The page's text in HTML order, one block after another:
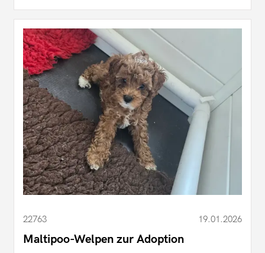
22763 19.01.2026
Maltipoo-Welpen zur Adoption